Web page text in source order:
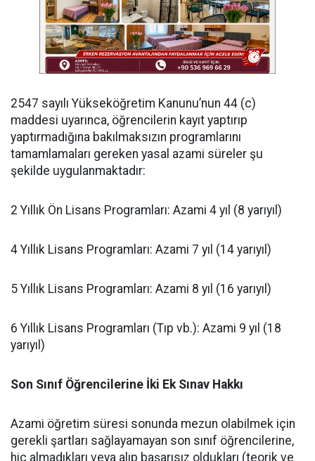
​2547 sayılı Yükseköğretim Kanunu’nun 44 (c)
maddesi uyarınca, öğrencilerin kayıt yaptırıp
yaptırmadığına bakılmaksızın programlarını
tamamlamaları gereken yasal azami süreler şu
şekilde uygulanmaktadır:
​2 Yıllık Ön Lisans Programları: Azami 4 yıl (8 yarıyıl)
​4 Yıllık Lisans Programları: Azami 7 yıl (14 yarıyıl)
​5 Yıllık Lisans Programları: Azami 8 yıl (16 yarıyıl)
​6 Yıllık Lisans Programları (Tıp vb.): Azami 9 yıl (18
yarıyıl)
Son Sınıf Öğrencilerine İki Ek Sınav Hakkı
​Azami öğretim süresi sonunda mezun olabilmek için
gerekli şartları sağlayamayan son sınıf öğrencilerine,
hiç almadıkları veya alıp başarısız oldukları (teorik ve